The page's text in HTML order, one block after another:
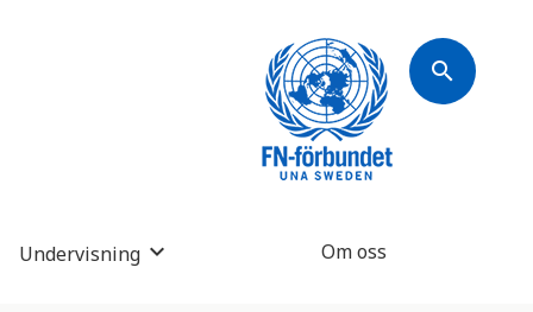
search
Undervisning Om oss